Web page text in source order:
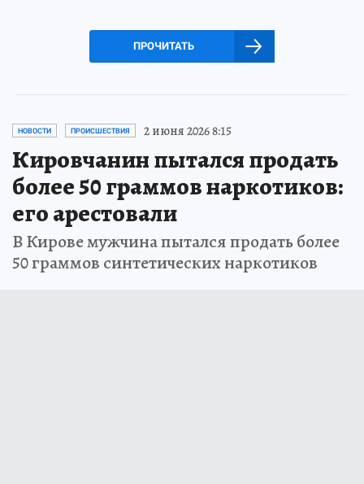
ПРОЧИТАТЬ
НОВОСТИ ПРОИСШЕСТВИЯ 2 июня 2026 8:15
Кировчанин пытался продать
более 50 граммов наркотиков:
его арестовали
В Кирове мужчина пытался продать более
50 граммов синтетических наркотиков